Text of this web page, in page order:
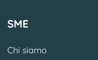
SME
Chi siamo